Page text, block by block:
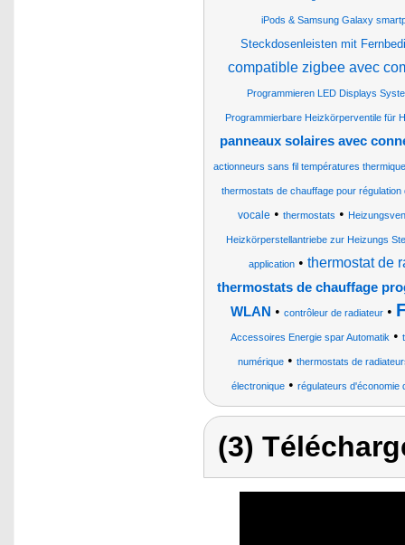
iPods & Samsung Galaxy
Steckdosenleisten mit
compatible zigbee avec
Programmieren LED Displays
Programmierbare Heizkörperventile für
panneaux solaires avec
actionneurs sans fil températures
thermostats de chauffage pour régulation
vocale • thermostats •
Heizkörperstellantriebe zur Heizungs
application• thermostat de
thermostats de chauffage
WLAN • contrôleur de radiateur•
Accessoires Energie spar Automatik •
numérique • thermostats de
électronique • régulateurs d'économie
(3)